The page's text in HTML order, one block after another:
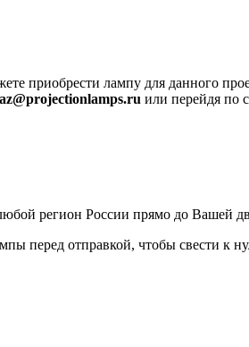
приобрести лампу для данного
или перейдя по
России прямо до Вашей
перед отправкой, чтобы свести к